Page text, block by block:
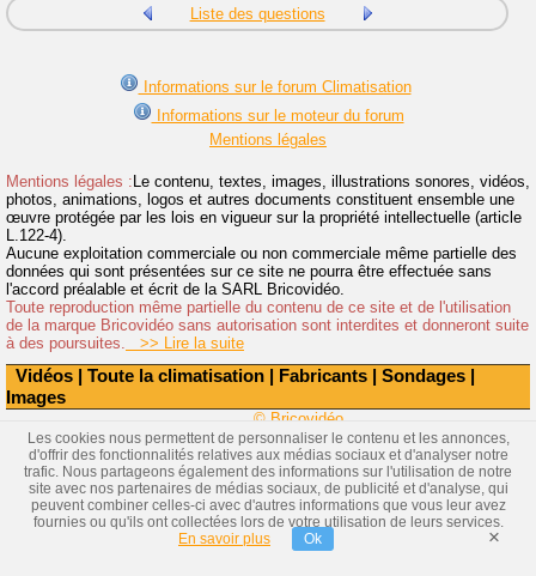
Vidéos | Toute la climatisation | Fabricants | Sondages |
Images
Liste des questions
Informations sur le forum Climatisation
Informations sur le moteur du forum
Mentions légales
Mentions légales : Le contenu, textes, images, illustrations sonores, vidéos,
photos, animations, logos et autres documents constituent ensemble une
œuvre protégée par les lois en vigueur sur la propriété intellectuelle (article
L.122-4).
Aucune exploitation commerciale ou non commerciale même partielle des
données qui sont présentées sur ce site ne pourra être effectuée sans
l'accord préalable et écrit de la SARL Bricovidéo.
Toute reproduction même partielle du contenu de ce site et de l'utilisation
de la marque Bricovidéo sans autorisation sont interdites et donneront suite
à des poursuites. >> Lire la suite
© Bricovidéo
Les cookies nous permettent de personnaliser le contenu et les annonces,
d'offrir des fonctionnalités relatives aux médias sociaux et d'analyser notre
trafic. Nous partageons également des informations sur l'utilisation de notre
site avec nos partenaires de médias sociaux, de publicité et d'analyse, qui
peuvent combiner celles-ci avec d'autres informations que vous leur avez
fournies ou qu'ils ont collectées lors de votre utilisation de leurs services.
En savoir plus
Ok ×